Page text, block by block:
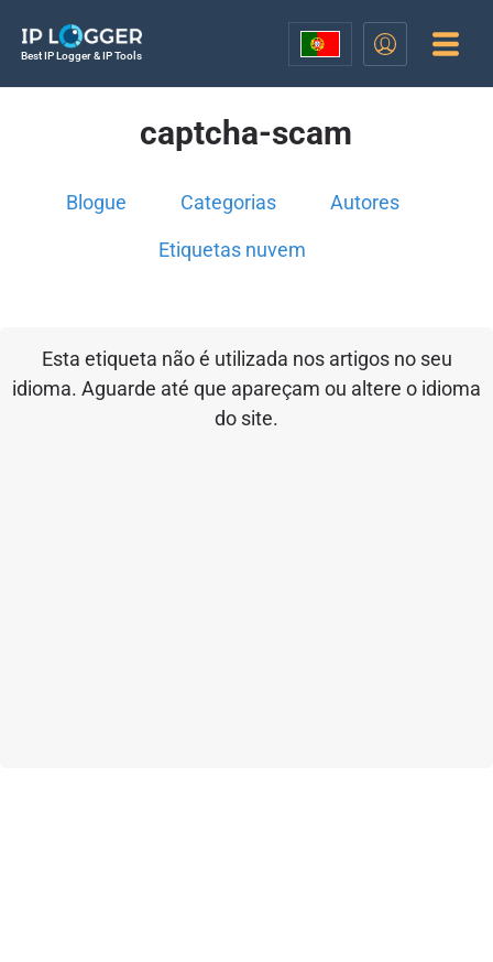
Best IP Logger & IP Tools
captcha-scam
Blogue Categorias Autores
Etiquetas nuvem